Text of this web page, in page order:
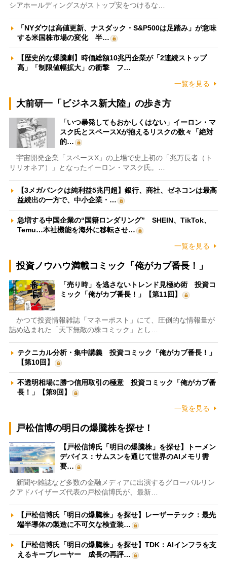
シアホールディングスがストップ安をつけるな…
「NYダウは高値更新、ナスダック・S&P500は足踏み」が意味
する米国株市場の変化 半…
【歴史的な爆騰劇】時価総額10兆円企業が「2連続ストップ
高」「制限値幅拡大」の衝撃 フ…
一覧を見る
大前研一「ビジネス新大陸」の歩き方
「いつ暴発してもおかしくはない」イーロン・マ
スク氏とスペースXが抱えるリスクの数々「絶対
的…
宇宙開発企業「スペースX」の上場で史上初の「兆万長者（ト
リリオネア）」となったイーロン・マスク氏。…
【3メガバンクは純利益5兆円超】銀行、商社、ゼネコンは最高
益続出の一方で、中小企業・…
急増する中国企業の“国籍ロンダリング” SHEIN、TikTok、
Temu…本社機能を海外に移転させ…
一覧を見る
投資ノウハウ満載コミック「俺がカブ番長！」
「売り時」を逃さないトレンド見極め術 投資コ
ミック「俺がカブ番長！」【第11回】
かつて投資情報雑誌「マネーポスト」にて、圧倒的な情報量が
詰め込まれた「天下無敵の株コミック」とし…
テクニカル分析・集中講義 投資コミック「俺がカブ番長！」
【第10回】
不透明相場に勝つ信用取引の極意 投資コミック「俺がカブ番
長！」【第9回】
一覧を見る
戸松信博の明日の爆騰株を探せ！
【戸松信博氏「明日の爆騰株」を探せ】トーメン
デバイス：サムスンを通じて世界のAIメモリ需
要…
新聞や雑誌など多数の金融メディアに出演するグローバルリン
クアドバイザーズ代表の戸松信博氏が、最新…
【戸松信博氏「明日の爆騰株」を探せ】レーザーテック：最先
端半導体の製造に不可欠な検査装…
【戸松信博氏「明日の爆騰株」を探せ】TDK：AIインフラを支
えるキープレーヤー 成長の再評…